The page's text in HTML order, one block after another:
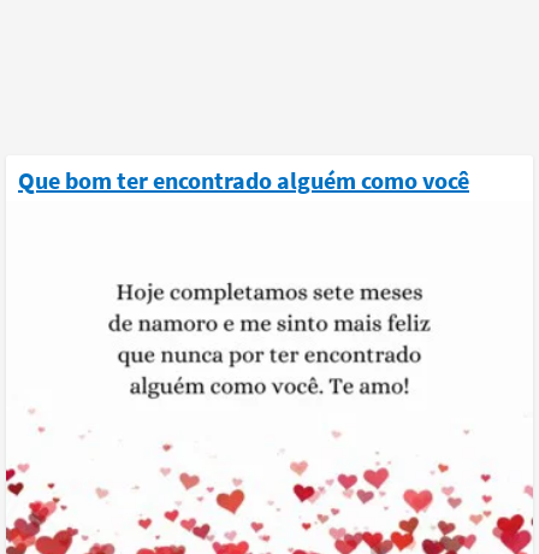
Que bom ter encontrado alguém como você